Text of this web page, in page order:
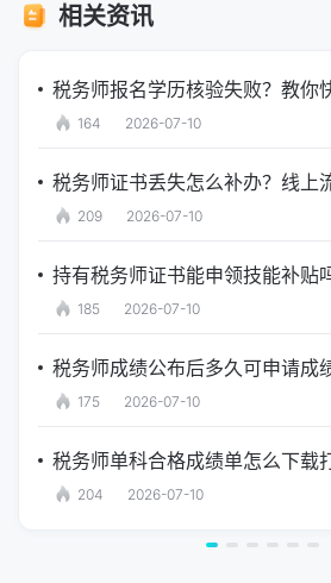
相关资讯
税务师报名学历核验失败？教你
164 2026-07-10
税务师证书丢失怎么补办？线上
209 2026-07-10
持有税务师证书能申领技能补贴
185 2026-07-10
税务师成绩公布后多久可申请成
175 2026-07-10
税务师单科合格成绩单怎么下载
204 2026-07-10